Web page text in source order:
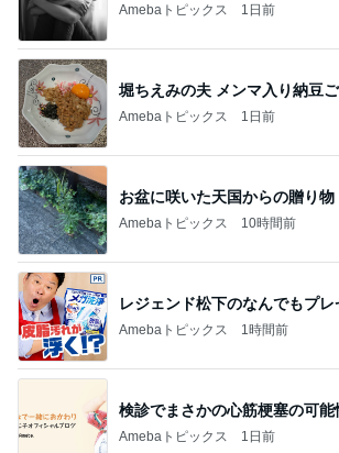
Amebaトピックス 1日前
堀ちえみの夫 メンマ入り納豆
Amebaトピックス 1日前
お盆に咲いた天国からの贈り物
Amebaトピックス 10時間前
レジェンド松下のなんでもプレ
Amebaトピックス 1時間前
検診でまさかの心筋梗塞の可能
Amebaトピックス 1日前